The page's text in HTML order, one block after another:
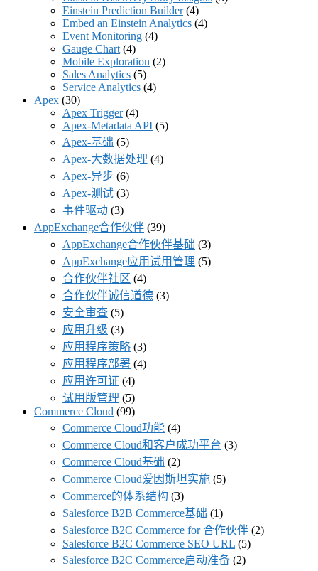
Einstein Prediction Builder(4)
Embed an Einstein Analytics (4)
Event Monitoring (4)
Gauge Chart (4)
Mobile Exploration (2)
Sales Analytics (5)
Service Analytics (4)
Apex (30)
Apex Trigger(4)
Apex-Metadata API (5)
Apex-基础 (5)
Apex-大数据处理 (4)
Apex-异步 (6)
Apex-测试 (3)
事件驱动 (3)
AppExchange合作伙伴 (39)
AppExchange合作伙伴基础 (3)
AppExchange应用试用管理 (5)
合作伙伴社区 (4)
合作伙伴诚信道德 (3)
安全审查 (5)
应用升级 (3)
应用程序策略 (3)
应用程序部署 (4)
应用许可证 (4)
试用版管理 (5)
Commerce Cloud (99)
Commerce Cloud功能 (4)
Commerce Cloud和客户成功平台 (3)
Commerce Cloud基础 (2)
Commerce Cloud爱因斯坦实施 (5)
Commerce的体系结构 (3)
Salesforce B2B Commerce基础 (1)
Salesforce B2C Commerce for 合作伙伴 (2)
Salesforce B2C Commerce SEO URL (5)
Salesforce B2C Commerce启动准备 (2)